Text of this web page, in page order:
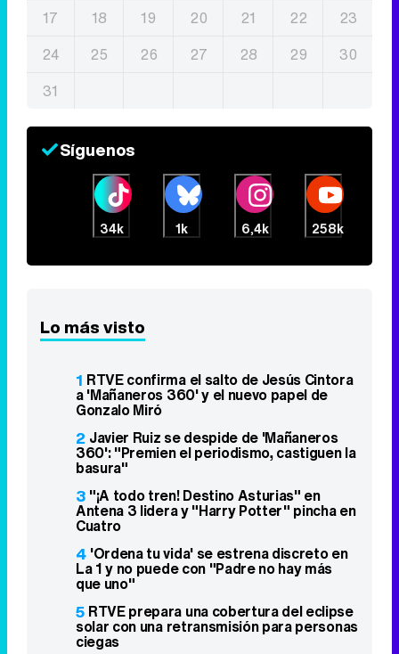
17
18 19 20 21 22
23
24
25 26 27 28 29
30
31
Síguenos
34k 1k 6,4k 258k
Lo más visto
1 RTVE confirma el salto de Jesús Cintora
a 'Mañaneros 360' y el nuevo papel de
Gonzalo Miró
2 Javier Ruiz se despide de 'Mañaneros
360': "Premien el periodismo, castiguen la
basura"
3 "¡A todo tren! Destino Asturias" en
Antena 3 lidera y "Harry Potter" pincha en
Cuatro
4 'Ordena tu vida' se estrena discreto en
La 1 y no puede con "Padre no hay más
que uno"
5 RTVE prepara una cobertura del eclipse
solar con una retransmisión para personas
ciegas